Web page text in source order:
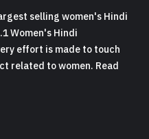
selling women's Hindi
Women's Hindi
effort is made to touch
related to women. Read